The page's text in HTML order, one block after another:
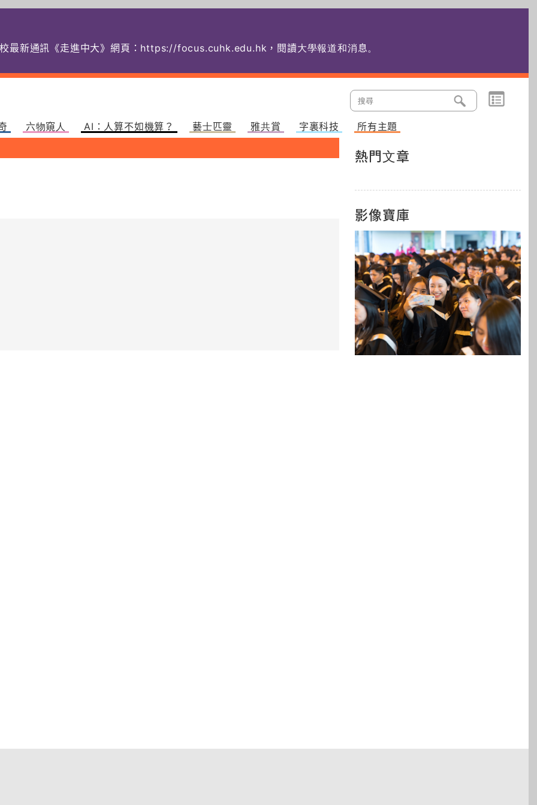
最新通訊《走進中大》網頁： https://focus.cuhk.edu.hk，閱讀大學報道和消息。
六物窺人 AI：人算不如機算？ 藝士匹靈 雅共賞 字裏科技 所有主題
熱門文章
影像寶庫